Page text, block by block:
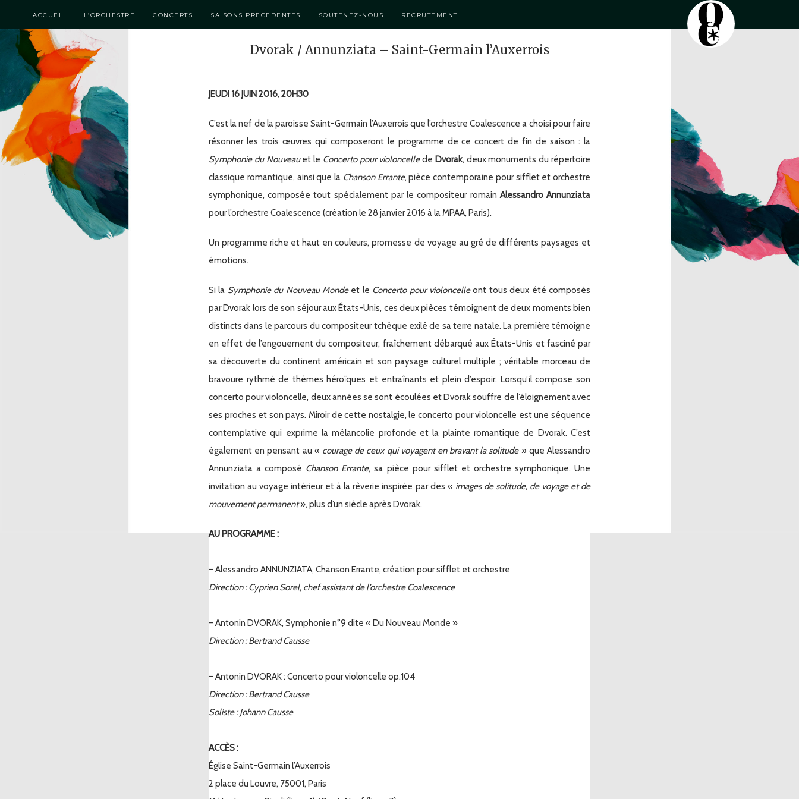
ACCUEIL L’ORCHESTRE CONCERTS SAISONS PRECEDENTES SOUTENEZ-NOUS RECRUTEMENT
Dvorak / Annunziata – Saint-Germain l’Auxerrois
JEUDI 16 JUIN 2016, 20H30
C’est la nef de la paroisse Saint-Germain l’Auxerrois que l’orchestre Coalescence a choisi pour faire
résonner les trois œuvres qui composeront le programme de ce concert de fin de saison : la
Symphonie du Nouveauet le Concerto pour violoncellede Dvorak, deux monuments du répertoire
classique romantique, ainsi que la Chanson Errante, pièce contemporaine pour sifflet et orchestre
symphonique, composée tout spécialement par le compositeur romainAlessandro Annunziata
pour l’orchestre Coalescence (création le 28 janvier 2016 à la MPAA, Paris).
Un programme riche et haut en couleurs, promesse de voyage au gré de différents paysages et
émotions.
Si la Symphonie du Nouveau Mondeet le Concerto pour violoncelleont tous deux été composés
par Dvorak lors de son séjour aux États-Unis, ces deux pièces témoignent de deux moments bien
distincts dans le parcours du compositeur tchèque exilé de sa terre natale. La première témoigne
en effet de l’engouement du compositeur, fraîchement débarqué aux États-Unis et fasciné par
sa découverte du continent américain et son paysage culturel multiple ; véritable morceau de
bravoure rythmé de thèmes héroïques et entraînants et plein d’espoir. Lorsqu’il compose son
concerto pour violoncelle, deux années se sont écoulées et Dvorak souffre de l’éloignement avec
ses proches et son pays. Miroir de cette nostalgie, le concerto pour violoncelle est une séquence
contemplative qui exprime la mélancolie profonde et la plainte romantique de Dvorak. C’est
également en pensant au « courage de ceux qui voyagent en bravant la solitude» que Alessandro
Annunziata a composé Chanson Errante, sa pièce pour sifflet et orchestre symphonique. Une
invitation au voyage intérieur et à la rêverie inspirée par des « images de solitude, de voyage et de
mouvement permanent», plus d’un siècle après Dvorak.
AU PROGRAMME :
– Alessandro ANNUNZIATA, Chanson Errante, création pour sifflet et orchestre
Direction : Cyprien Sorel, chef assistant de l’orchestre Coalescence
– Antonin DVORAK, Symphonie n°9 dite « Du Nouveau Monde »
Direction : Bertrand Causse
– Antonin DVORAK : Concerto pour violoncelle op.104
Direction : Bertrand Causse
Soliste : Johann Causse
ACCÈS :
Église Saint-Germain l’Auxerrois
2 place du Louvre, 75001, Paris